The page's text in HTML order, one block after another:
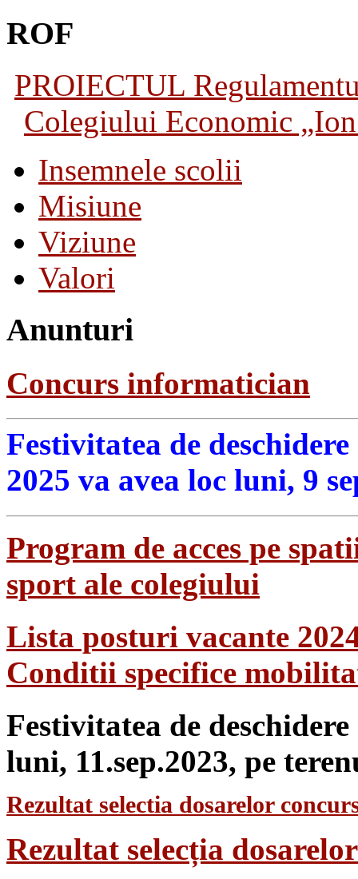
ROF
PROIECTUL
Colegiului Economic
Insemnele scolii
Misiune
Viziune
Valori
Anunturi
Concurs informatician
Festivitatea de
2025 va avea loc luni, 9
Program de acces pe
sport ale colegiului
Lista posturi vacante
Conditii specifice
Festivitatea de
luni, 11.sep.2023, pe
Rezultat selectia dosarelor
Rezultat selecția